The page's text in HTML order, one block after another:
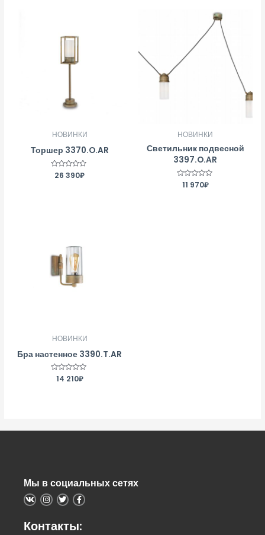
НОВИНКИ
Торшер 3370.O.AR
Оценка
26 390₽
НОВИНКИ
Светильник подвесной
3397.O.AR
Оценка
11 970₽
НОВИНКИ
Бра настенное 3390.T.AR
Оценка
14 210₽
Мы в социальных сетях
Контакты: